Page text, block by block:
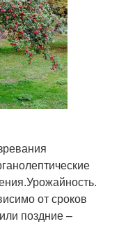
яблоко
с сюрпризом
от сроков
поздние –